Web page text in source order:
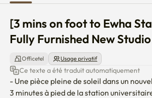
[3 mins on foot to Ewha
Fully Furnished New Studio
Officetel Usage privatif
Ce texte a été traduit automatiquement
- Une pièce pleine de soleil dans un
3 minutes à pied de la station